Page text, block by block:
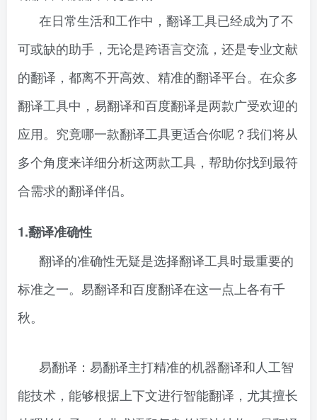
在日常生活和工作中，翻译工具已经成为了不
可或缺的助手，无论是跨语言交流，还是专业文献
的翻译，都离不开高效、精准的翻译平台。在众多
翻译工具中，易翻译和百度翻译是两款广受欢迎的
应用。究竟哪一款翻译工具更适合你呢？我们将从
多个角度来详细分析这两款工具，帮助你找到最符
合需求的翻译伴侣。
1.翻译准确性
翻译的准确性无疑是选择翻译工具时最重要的
标准之一。易翻译和百度翻译在这一点上各有千
秋。
易翻译：易翻译主打精准的机器翻译和人工智
能技术，能够根据上下文进行智能翻译，尤其擅长